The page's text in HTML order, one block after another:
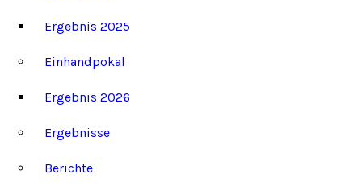
Ergebnis 2025
Einhandpokal
Ergebnis 2026
Ergebnisse
Berichte